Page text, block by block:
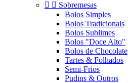
  Sobremesas
Bolos Simples
Bolos Tradicionais
Bolos Sublimes
Bolos "Doce Alto"
Bolos de Chocolate
Tartes & Folhados
Semi-Frios
Pudins & Outros